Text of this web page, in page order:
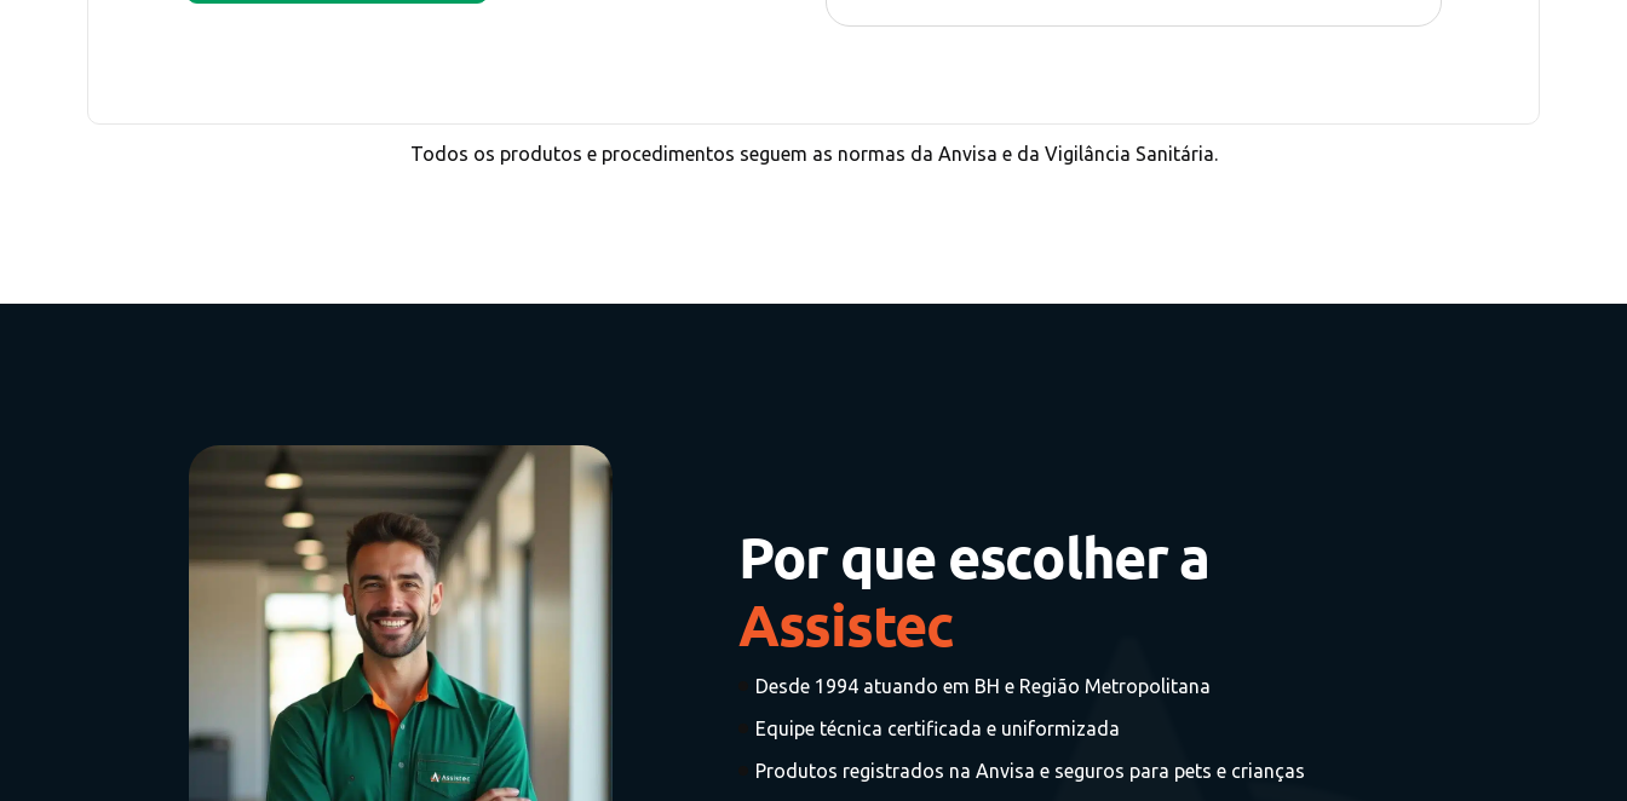
Todos os produtos e procedimentos seguem as normas da Anvisa e da Vigilância Sanitária.
Por que escolher a
Assistec
Desde 1994 atuando em BH e Região Metropolitana
Equipe técnica certificada e uniformizada
Produtos registrados na Anvisa e seguros para pets e crianças